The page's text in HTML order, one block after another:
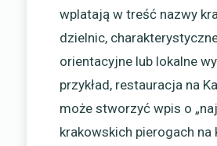
wplatają w treść nazwy
dzielnic,
orientacyjne lub lokalne
przykład, restauracja na
może stworzyć wpis o
krakowskich pierogach na